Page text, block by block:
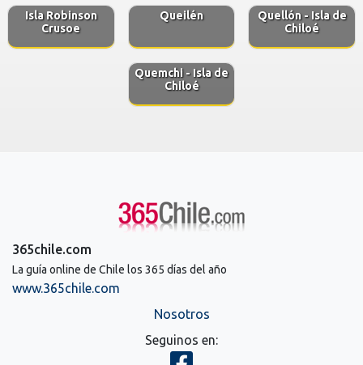
Isla Robinson
Crusoe
Queilén
Quellón - Isla de
Chiloé
Quemchi - Isla de
Chiloé
365chile.com
La guía online de Chile los 365 días del año
www.365chile.com
Nosotros
Seguinos en: